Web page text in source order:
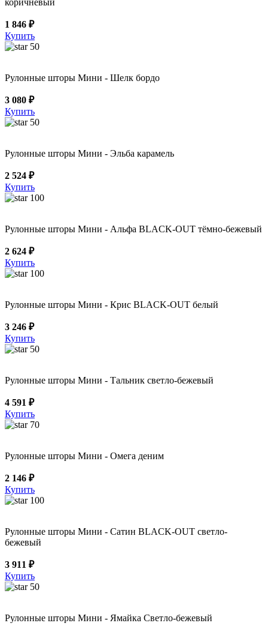
1 846 ₽
Купить
50
Рулонные шторы Мини - Шелк бордо
3 080 ₽
Купить
50
Рулонные шторы Мини - Эльба карамель
2 524 ₽
Купить
100
Рулонные шторы Мини - Альфа BLACK-OUT тёмно-бежевый
2 624 ₽
Купить
100
Рулонные шторы Мини - Крис BLACK-OUT белый
3 246 ₽
Купить
50
Рулонные шторы Мини - Тальник светло-бежевый
4 591 ₽
Купить
70
Рулонные шторы Мини - Омега деним
2 146 ₽
Купить
100
Рулонные шторы Мини - Сатин BLACK-OUT светло-
бежевый
3 911 ₽
Купить
50
Рулонные шторы Мини - Ямайка Светло-бежевый